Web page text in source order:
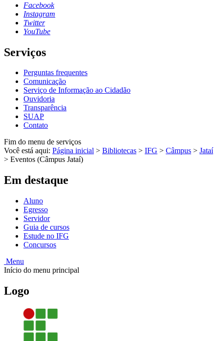
Facebook
Instagram
Twitter
YouTube
Serviços
Perguntas frequentes
Comunicação
Serviço de Informação ao Cidadão
Ouvidoria
Transparência
SUAP
Contato
Fim do menu de serviços
Você está aqui: Página inicial > Bibliotecas > IFG > Câmpus > Jataí
> Eventos (Câmpus Jataí)
Em destaque
Aluno
Egresso
Servidor
Guia de cursos
Estude no IFG
Concursos
Menu
Início do menu principal
Logo